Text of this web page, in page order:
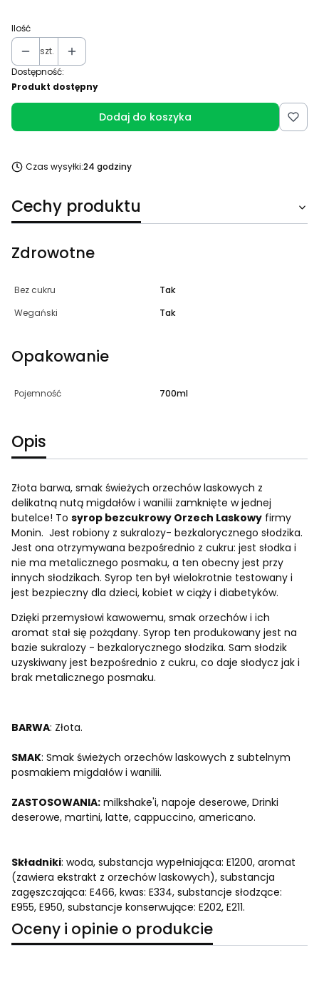
Ilość
szt.
Dostępność:
Produkt dostępny
Dodaj do koszyka
Czas wysyłki:24 godziny
Cechy produktu
Zdrowotne
Bez cukru
Tak
Wegański
Tak
Opakowanie
Pojemność 700ml
Opis
Złota barwa, smak świeżych orzechów laskowych z
delikatną nutą migdałów i wanilii zamknięte w jednej
butelce! To syrop bezcukrowy Orzech Laskowy firmy
Monin. Jest robiony z sukralozy- bezkalorycznego słodzika.
Jest ona otrzymywana bezpośrednio z cukru: jest słodka i
nie ma metalicznego posmaku, a ten obecny jest przy
innych słodzikach. Syrop ten był wielokrotnie testowany i
jest bezpieczny dla dzieci, kobiet w ciąży i diabetyków.
Dzięki przemysłowi kawowemu, smak orzechów i ich
aromat stał się pożądany. Syrop ten produkowany jest na
bazie sukralozy - bezkalorycznego słodzika. Sam słodzik
uzyskiwany jest bezpośrednio z cukru, co daje słodycz jak i
brak metalicznego posmaku.
BARWA: Złota.
SMAK: Smak świeżych orzechów laskowych z subtelnym
posmakiem migdałów i wanilii.
ZASTOSOWANIA: milkshake'i, napoje deserowe, Drinki
deserowe, martini, latte, cappuccino, americano.
Składniki: woda, substancja wypełniająca: E1200, aromat
(zawiera ekstrakt z orzechów laskowych), substancja
zagęszczająca: E466, kwas: E334, substancje słodzące:
E955, E950, substancje konserwujące: E202, E211.
Oceny i opinie o produkcie